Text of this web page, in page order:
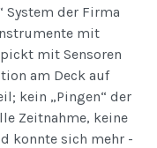
System der Firma
mit
mit Sensoren
am Deck auf
kein „Pingen“ der
Zeitnahme, keine
konnte sich mehr -